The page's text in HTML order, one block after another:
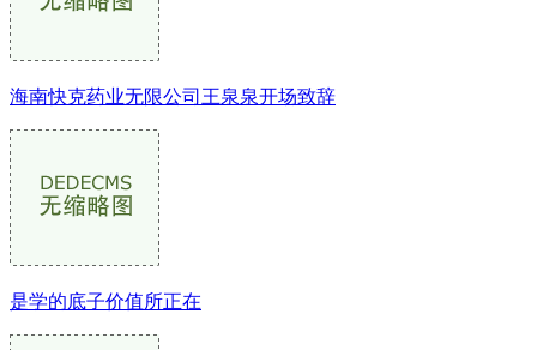
海南快克药业无限公司王泉泉开场致辞
是学的底子价值所正在